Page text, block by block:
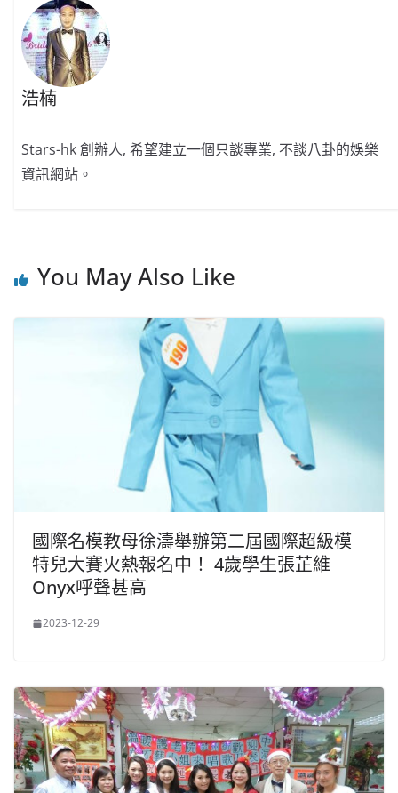
k
浩楠
Stars-hk 創辦人, 希望建立一個只談專業, 不談八卦的娛樂
資訊網站。
You May Also Like
國際名模教母徐濤舉辦第二屆國際超級模
特兒大賽火熱報名中！ 4歲學生張芷維
Onyx呼聲甚高
2023-12-29